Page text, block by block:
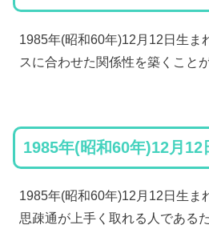
1985年(昭和60年)12月12日生ま
スに合わせた関係性を築くこと
1985年(昭和60年)12月12
1985年(昭和60年)12月12日生ま
思疎通が上手く取れる人である